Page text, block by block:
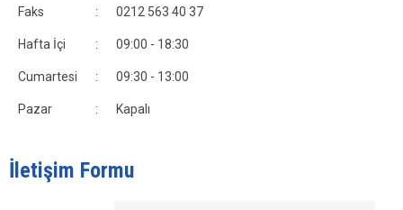
Faks : 0212 563 40 37
Hafta İçi : 09:00 - 18:30
Cumartesi : 09:30 - 13:00
Pazar : Kapalı
İletişim Formu